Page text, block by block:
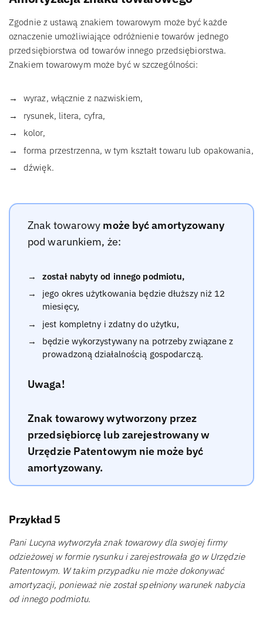
Zgodnie z ustawą znakiem towarowym może być każde
oznaczenie umożliwiające odróżnienie towarów jednego
przedsiębiorstwa od towarów innego przedsiębiorstwa.
Znakiem towarowym może być w szczególności:
wyraz, włącznie z nazwiskiem,
rysunek, litera, cyfra,
kolor,
forma przestrzenna, w tym kształt towaru lub opakowania,
dźwięk.
Znak towarowy może być amortyzowany
pod warunkiem, że:
został nabyty od innego podmiotu,
jego okres użytkowania będzie dłuższy niż 12
miesięcy,
jest kompletny i zdatny do użytku,
będzie wykorzystywany na potrzeby związane z
prowadzoną działalnością gospodarczą.
Uwaga!
Znak towarowy wytworzony przez
przedsiębiorcę lub zarejestrowany w
Urzędzie Patentowym nie może być
amortyzowany.
Przykład 5
Pani Lucyna wytworzyła znak towarowy dla swojej firmy
odzieżowej w formie rysunku i zarejestrowała go w Urzędzie
Patentowym. W takim przypadku nie może dokonywać
amortyzacji, ponieważ nie został spełniony warunek nabycia
od innego podmiotu.